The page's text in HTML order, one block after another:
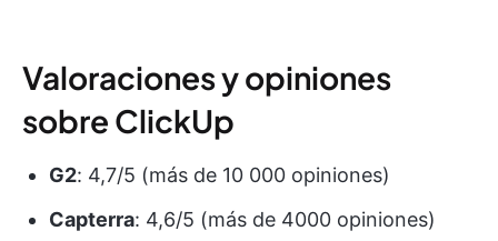
Valoraciones y opiniones
sobre ClickUp
G2: 4,7/5 (más de 10 000 opiniones)
Capterra: 4,6/5 (más de 4000 opiniones)